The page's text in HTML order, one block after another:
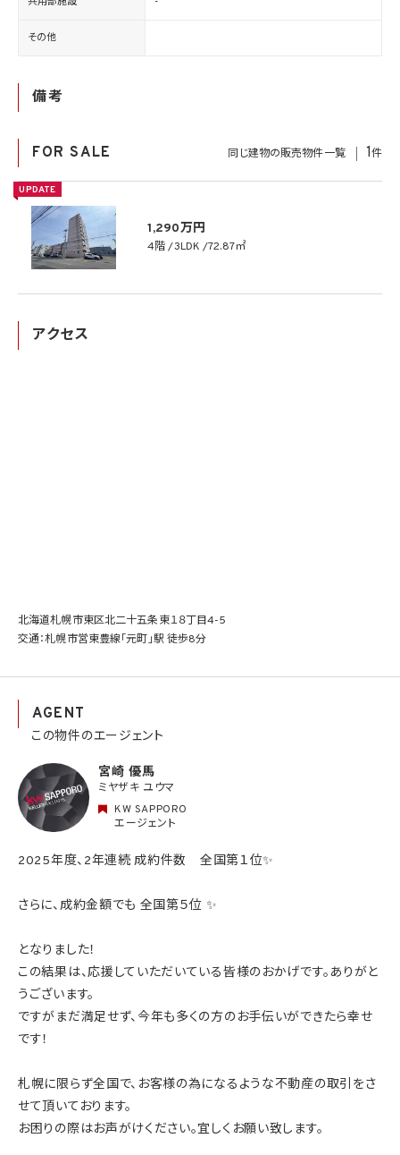
その他
備考
FOR SALE 同じ建物の販売物件一覧 1件
UPDATE
1,290万円
4階 3LDK 72.87㎡
アクセス
北海道札幌市東区北二十五条東１８丁目4-5
交通：札幌市営東豊線「元町」駅 徒歩8分
AGENT
この物件のエージェント
宮崎 優馬
ミヤザキ ユウマ
KW SAPPORO
エージェント
2025年度、2年連続 成約件数 全国第１位✨
さらに、成約金額でも 全国第５位 ✨
となりました！
この結果は、応援していただいている皆様のおかげです。ありがと
うございます。
ですがまだ満足せず、今年も多くの方のお手伝いができたら幸せ
です！
札幌に限らず全国で、お客様の為になるような不動産の取引をさ
せて頂いております。
お困りの際はお声がけください。宜しくお願い致します。